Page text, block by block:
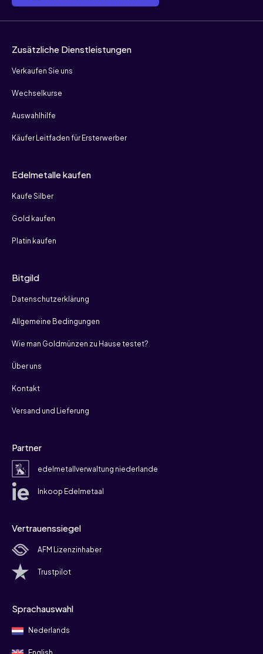
Zusätzliche Dienstleistungen
Verkaufen Sie uns
Wechselkurse
Auswahlhilfe
Käufer Leitfaden für Ersterwerber
Edelmetalle kaufen
Kaufe Silber
Gold kaufen
Platin kaufen
Bitgild
Datenschutzerklärung
Allgemeine Bedingungen
Wie man Goldmünzen zu Hause testet?
Über uns
Kontakt
Versand und Lieferung
Partner
edelmetallverwaltung niederlande
Inkoop Edelmetaal
Vertrauenssiegel
AFM Lizenzinhaber
Trustpilot
Sprachauswahl
Nederlands